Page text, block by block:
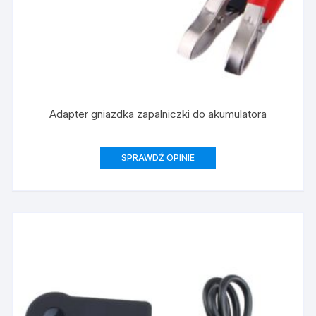
Adapter gniazdka zapalniczki do akumulatora
SPRAWDŹ OPINIE